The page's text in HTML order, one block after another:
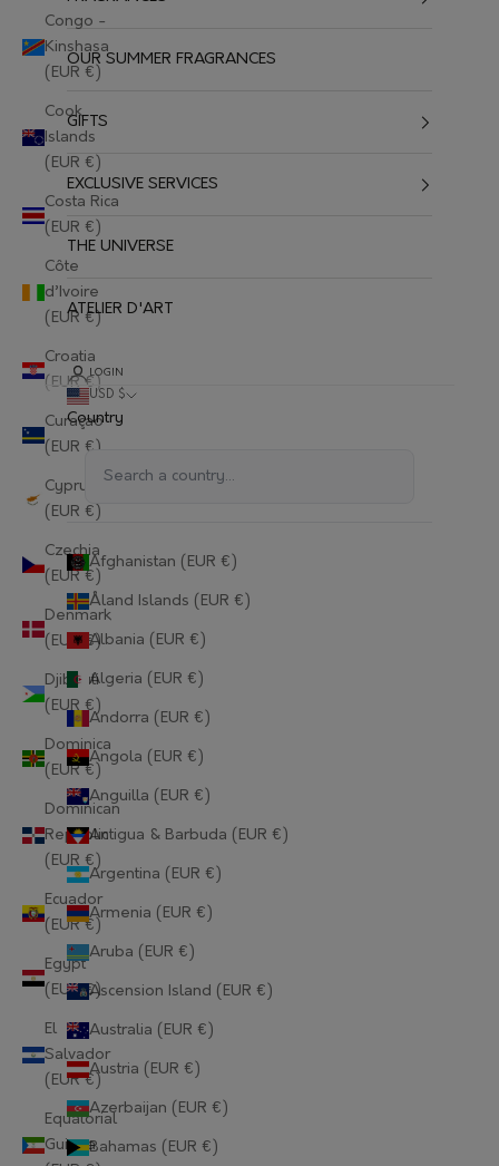
Congo -
Kinshasa
(EUR €)
Cook
Islands
(EUR €)
Costa Rica
(EUR €)
Côte
d’Ivoire
(EUR €)
Croatia
(EUR €)
Curaçao
(EUR €)
Cyprus
(EUR €)
Czechia
(EUR €)
Denmark
(EUR €)
Djibouti
(EUR €)
Dominica
(EUR €)
Dominican
Republic
(EUR €)
Ecuador
(EUR €)
Egypt
(EUR €)
El
Salvador
(EUR €)
Equatorial
Guinea
OUR SUMMER FRAGRANCES
GIFTS
EXCLUSIVE SERVICES
THE UNIVERSE
ATELIER D'ART
LOGIN
USD $
Country
Afghanistan (EUR €)
Åland Islands (EUR €)
Albania (EUR €)
Algeria (EUR €)
Andorra (EUR €)
Angola (EUR €)
Anguilla (EUR €)
Antigua & Barbuda (EUR €)
Argentina (EUR €)
Armenia (EUR €)
Aruba (EUR €)
Ascension Island (EUR €)
Australia (EUR €)
Austria (EUR €)
Azerbaijan (EUR €)
Bahamas (EUR €)